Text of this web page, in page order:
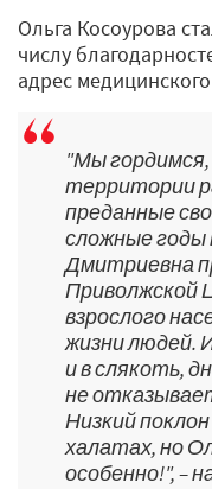
Ольга Косоурова
числу
адрес
"Мы
территории
преданные
сложные годы
Дмитриевна
Приволжской
взрослого
жизни людей. И
и в слякоть,
не
Низкий
халатах, но
особенно!", –